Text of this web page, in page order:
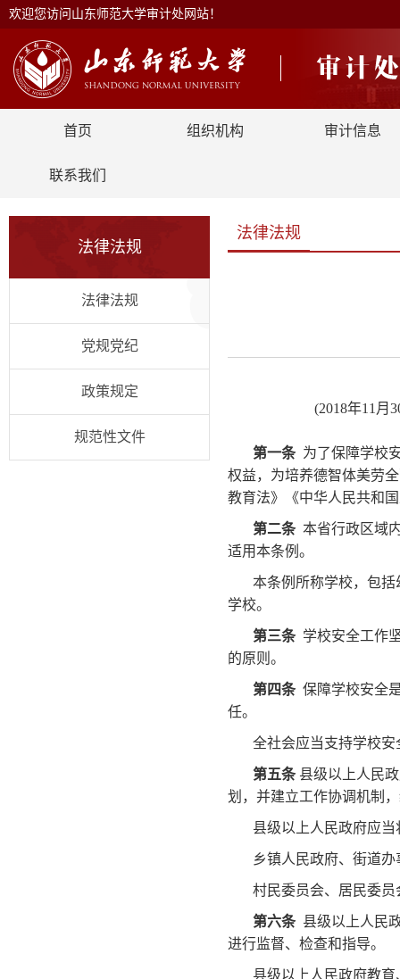
欢迎您访问山东师范大学审计处网站！
首页 组织机构 审计信息
联系我们
法律法规
法律法规
党规党纪
政策规定
规范性文件
法律法规
(2018年11月
第一条为了保障学校
权益，为培养德智体美劳
教育法》《中华人民共和
第二条本省行政区域
适用本条例。
本条例所称学校，包
学校。
第三条学校安全工作
的原则。
第四条保障学校安全
任。
全社会应当支持学校
第五条 县级以上人民
划，并建立工作协调机制
县级以上人民政府应
乡镇人民政府、街道
村民委员会、居民委
第六条县级以上人民
进行监督、检查和指导。
县级以上人民政府教